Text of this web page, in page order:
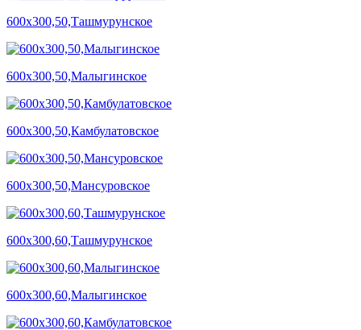
600х300,50,Ташмурунское
600х300,50,Малыгинское
600х300,50,Камбулатовское
600х300,50,Мансуровское
600х300,60,Ташмурунское
600х300,60,Малыгинское